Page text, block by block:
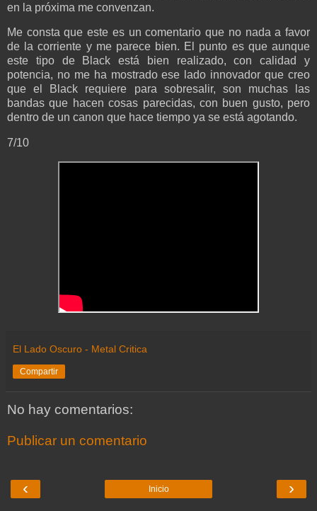
en la próxima me convenzan.
Me consta que este es un comentario que no nada a favor
de la corriente y me parece bien. El punto es que aunque
este tipo de Black está bien realizado, con calidad y
potencia, no me ha mostrado ese lado innovador que creo
que el Black requiere para sobresalir, son muchas las
bandas que hacen cosas parecidas, con buen gusto, pero
dentro de un canon que hace tiempo ya se está agotando.
7/10
El Lado Oscuro - Metal Critica
Compartir
No hay comentarios:
Publicar un comentario
‹ ›
Inicio